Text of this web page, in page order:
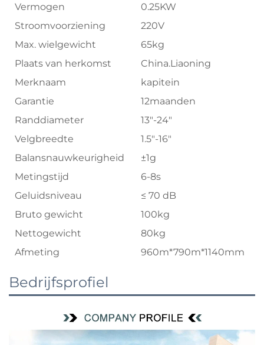
Vermogen
0.25KW
Stroomvoorziening
220V
Max. wielgewicht
65kg
Plaats van herkomst
China.Liaoning
Merknaam
kapitein
Garantie
12maanden
Randdiameter
13"-24"
Velgbreedte
1.5"-16"
Balansnauwkeurigheid
±1g
Metingstijd
6-8s
Geluidsniveau
≤ 70 dB
Bruto gewicht
100kg
Nettogewicht
80kg
Afmeting
960m*790m*1140mm
Bedrijfsprofiel